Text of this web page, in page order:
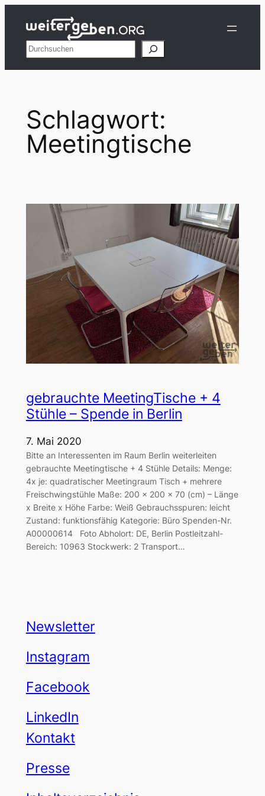
Inhalt
springenSuchen
Schlagwort:
Meetingtische
gebrauchte MeetingTische + 4
Stühle – Spende in Berlin
7. Mai 2020
Bitte an Interessenten im Raum Berlin weiterleiten
gebrauchte Meetingtische + 4 Stühle Details: Menge:
4x je: quadratischer Meetingraum Tisch + mehrere
Freischwingstühle Maße: 200 x 200 x 70 (cm) – Länge
x Breite x Höhe Farbe: Weiß Gebrauchsspuren: leicht
Zustand: funktionsfähig Kategorie: Büro Spenden-Nr.
A00000614 Foto Abholort: DE, Berlin Postleitzahl-
Bereich: 10963 Stockwerk: 2 Transport…
Newsletter
Instagram
Facebook
LinkedIn
Kontakt
Presse